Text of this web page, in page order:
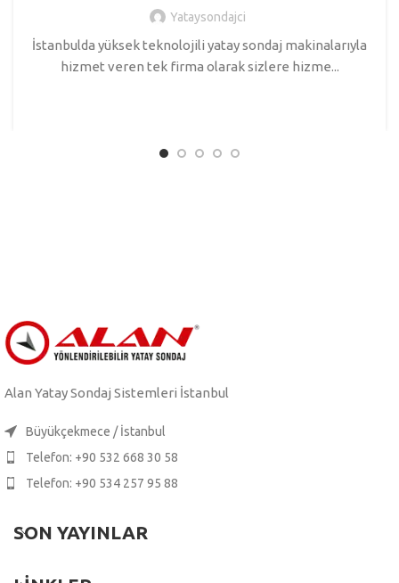
Yataysondajci
İstanbulda yüksek teknolojili yatay sondaj makinalarıyla
hizmet veren tek firma olarak sizlere hizme...
Alan Yatay Sondaj Sistemleri İstanbul
Büyükçekmece / İstanbul
Telefon: +90 532 668 30 58
Telefon: +90 534 257 95 88
SON YAYINLAR